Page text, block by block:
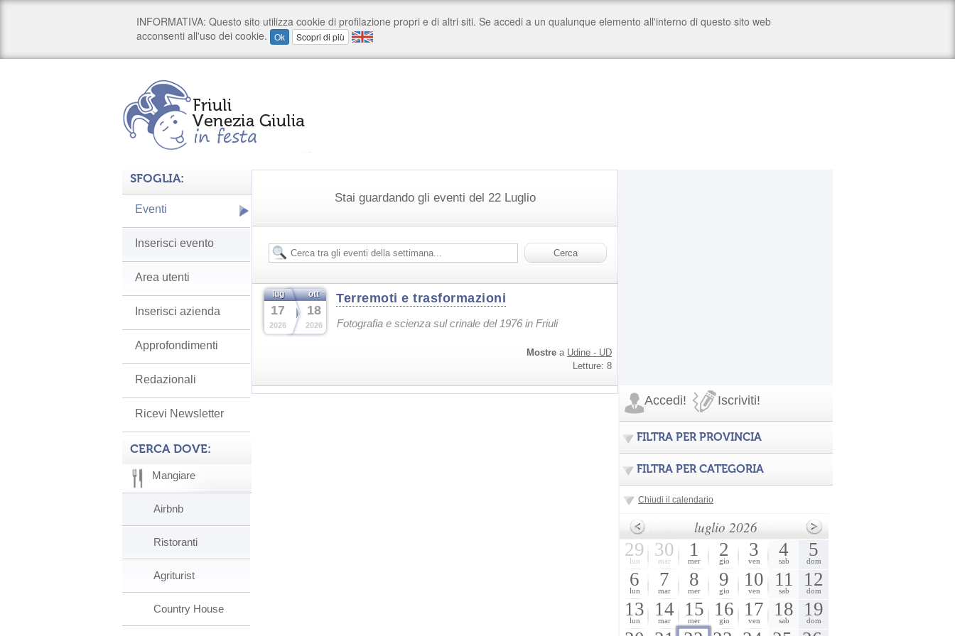
Stai guardando gli eventi del 22 Luglio
lug
17
2026
ott
18
2026
Terremoti e trasformazioni
Fotografia e scienza sul crinale del 1976 in Friuli
Mostre a Udine - UD
Letture: 8
SFOGLIA:
Eventi
Inserisci evento
Area utenti
Inserisci azienda
Approfondimenti
Redazionali
Ricevi Newsletter
CERCA DOVE:
Mangiare
Airbnb
Ristoranti
Agriturist
Country House
Accedi! Iscriviti!
FILTRA PER PROVINCIA
FILTRA PER CATEGORIA
Chiudi il calendario
luglio 2026
29
lun
30
mar
1
mer
2
gio
3
ven
4
sab
5
dom
6
lun
7
mar
8
mer
9
gio
10
ven
11
sab
12
dom
13
lun
14
mar
15
mer
16
gio
17
ven
18
sab
19
dom